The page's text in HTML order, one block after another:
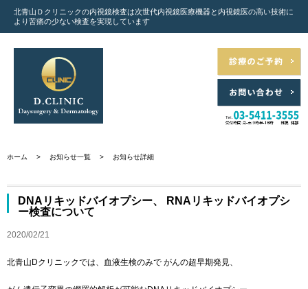
北青山Ｄクリニックの内視鏡検査は次世代内視鏡医療機器と 内視鏡医の高い技術に
より苦痛の少ない検査を実現しています
ホーム > お知らせ一覧 > お知らせ詳細
DNAリキッドバイオプシー、 RNAリキッドバイオプシ
ー検査について
2020/02/21
北青山Dクリニックでは、血液生検のみで がんの超早期発見、